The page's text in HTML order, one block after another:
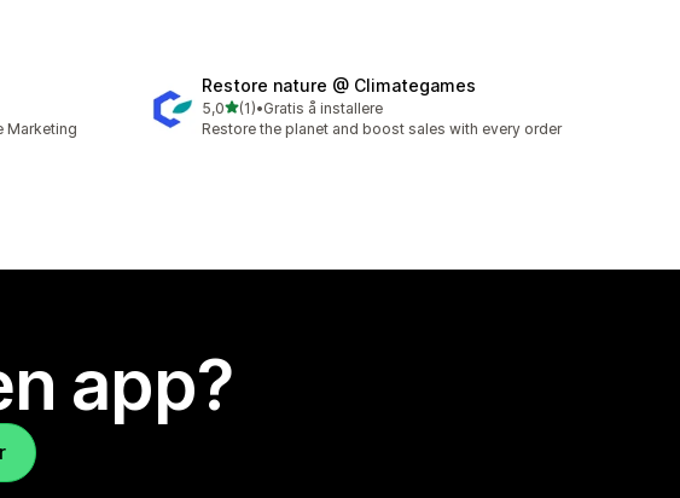
Marketing
Restore nature @ Climategames
5,0av 5 stjerner
(1)
Totalt 1 omtaler
•Gratis å installere
Restore the planet and boost sales with every order
app?